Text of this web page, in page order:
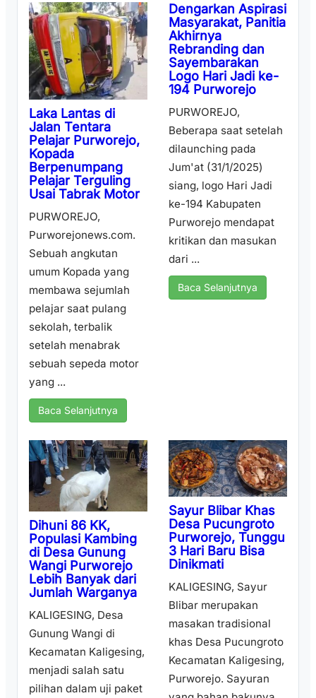
Laka Lantas di
Jalan Tentara
Pelajar Purworejo,
Kopada
Berpenumpang
Pelajar Terguling
Usai Tabrak Motor
PURWOREJO,
Purworejonews.com.
Sebuah angkutan
umum Kopada yang
membawa sejumlah
pelajar saat pulang
sekolah, terbalik
setelah menabrak
sebuah sepeda motor
yang ...
Baca Selanjutnya
Dengarkan Aspirasi
Masyarakat, Panitia
Akhirnya
Rebranding dan
Sayembarakan
Logo Hari Jadi ke-
194 Purworejo
PURWOREJO,
Beberapa saat setelah
dilaunching pada
Jum'at (31/1/2025)
siang, logo Hari Jadi
ke-194 Kabupaten
Purworejo mendapat
kritikan dan masukan
dari ...
Baca Selanjutnya
Dihuni 86 KK,
Populasi Kambing
di Desa Gunung
Wangi Purworejo
Lebih Banyak dari
Jumlah Warganya
KALIGESING, Desa
Gunung Wangi di
Kecamatan Kaligesing,
menjadi salah satu
pilihan dalam uji paket
Sayur Blibar Khas
Desa Pucungroto
Purworejo, Tunggu
3 Hari Baru Bisa
Dinikmati
KALIGESING, Sayur
Blibar merupakan
masakan tradisional
khas Desa Pucungroto
Kecamatan Kaligesing,
Purworejo. Sayuran